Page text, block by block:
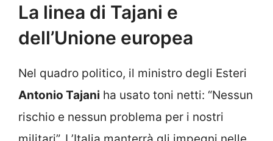
La linea di Tajani e
dell’Unione europea
Nel quadro politico, il ministro degli Esteri
Antonio Tajani ha usato toni netti: “Nessun
rischio e nessun problema per i nostri